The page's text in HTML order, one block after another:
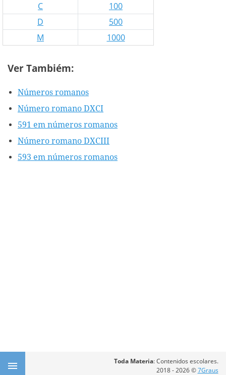
C
100
D
500
M
1000
Ver Tambiém:
Números romanos
Número romano DXCI
591 em números romanos
Número romano DXCIII
593 em números romanos
Toda Materia: Contenidos escolares.
2018 - 2026 ©7Graus